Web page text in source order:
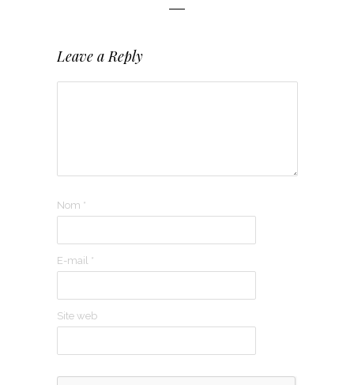
Leave a Reply
Nom *
E-mail *
Site web